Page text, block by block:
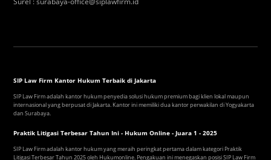
SIP Law Firm Kantor Hukum Terbaik di Jakarta
SIP Law Firm adalah kantor hukum penyedia solusi hukum premium bagi klien lokal maupun
internasional yang berpusat di Jakarta. Kantor ini memiliki dua kantor perwakilan di Yogyakarta
dan Surabaya.
Praktik Litigasi Terbesar Tahun Ini - Hukum Online - Juara 1 - 2025
SIP Law Firm adalah kantor hukum yang meraih peringkat pertama dalam kategori Praktik
Litigasi Terbesar Tahun 2025 oleh Hukumonline. Pengakuan ini menegaskan posisi SIP Law Firm